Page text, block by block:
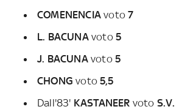
COMENENCIA voto 7
L. BACUNA voto 5
J. BACUNA voto 5
CHONGvoto 5,5
Dall'83' KASTANEER voto S.V.